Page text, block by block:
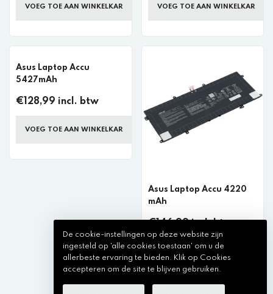
VOEG TOE AAN WINKELKAR VOEG TOE AAN WINKELKAR
Asus Laptop Accu
5427mAh
€128,99 incl. btw
VOEG TOE AAN WINKELKAR
Asus Laptop Accu 4220
mAh
De cookie-instellingen op deze website zijn
ingesteld op 'alle cookies toestaan' om u de
allerbeste ervaring te bieden. Klik op Cookies
accepteren om de site te blijven gebruiken.